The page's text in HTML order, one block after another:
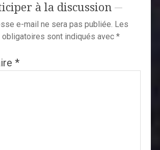
à la discussion
e-mail ne sera pas publiée. Les
obligatoires sont indiqués avec *
*